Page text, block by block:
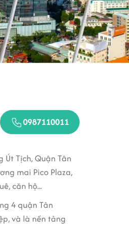
0987110011
Tịch, Quận Tân
mai Pico Plaza,
căn hộ...
4 quận Tân
và là nền tảng